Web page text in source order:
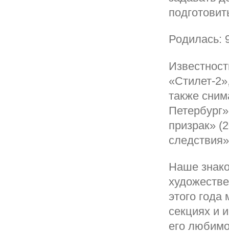
Родилась:
«Стилет-
также
призрак»
Наше
этого
секциях и
его